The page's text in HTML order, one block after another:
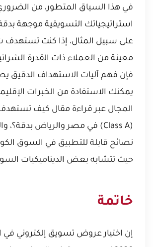
في هذا السياق المتطور، من
استراتيجياتك التسويقية موجهة
على سبيل المثال، إذا كنت تستهدف
معينة من العملاء ذات القدرة
فإن فهم آليات الاستهداف الدقيق
يمكنك الاستفادة من الخبرات
المجال عبر قراءة مقال كيف تستهدف
(Class A) في مصر والرياض بدقة؟
،
نصائح قابلة للتطبيق في السوق
حيث تتشابه بعض الديناميكيات
خاتمة
إن اختيار عروض تسويق إلكتروني في